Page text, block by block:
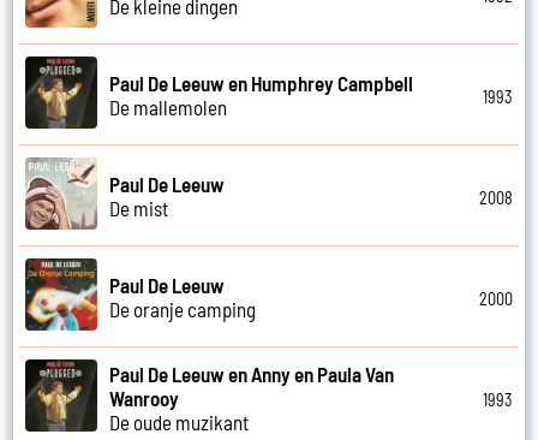
De kleine dingen
Paul De Leeuw en Humphrey Campbell
De mallemolen
1993
Paul De Leeuw
De mist
2008
Paul De Leeuw
De oranje camping
2000
Paul De Leeuw en Anny en Paula Van
Wanrooy
De oude muzikant
1993